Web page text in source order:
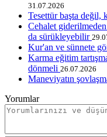
31.07.2026
Tesettür başta değil,
Cehalet
da sürükleyebilir
Kur'an ve sünnete
Karma eğitim
dönmeli 26.07.2026
Maneviyatın
Yorumlar